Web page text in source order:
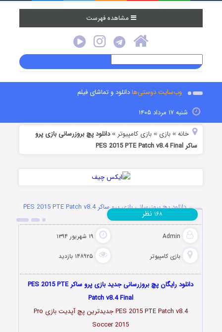
مشاهده فهرست
وب‌سایت دوستی‌هادانلود و تماشای فیلم
شنبه ۱۷ مرداد ۱۴۰۵
خانه »بازی »بازی کامپیوتر »دانلود پچ بروزرسانی بازی پرو
ساکر PES 2015 PTE Patch v8.4 Final
دانلود پچ بروزرسانی بازی پرو ساکر PES 2015 PTE Patch v8.4
Final
Admin ۱۹ شهریور ۱۳۹۴
بازی کامپیوتر ۱۴۸۹۲۵ بازدید
۱۶۸ نظر
دانلود رایگان پچ بروزرسانی جدید بازی پرو ساکر PES 2015 PTE
Patch v8.4 Final
PES 2015 PTE Patch v8.4 جدیدترین پچ آپدیت بازی Pro
Soccer 2015